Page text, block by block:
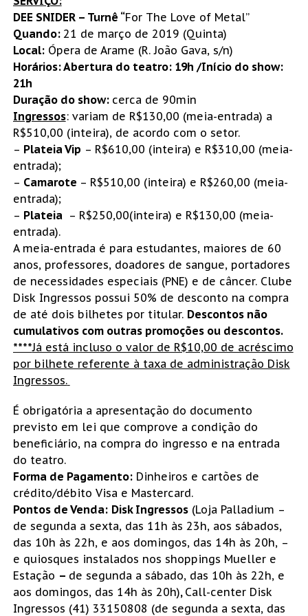
DEE SNIDER – Turnê “For The Love of Metal”
Quando: 21 de março de 2019 (Quinta)
Local:Ópera de Arame (R. João Gava, s/n)
Horários: Abertura do teatro: 19h /Início do show:
21h
Duração do show: cerca de 90min
Ingressos: variam de R$130,00 (meia-entrada) a
R$510,00 (inteira), de acordo com o setor.
– Plateia Vip – R$610,00 (inteira) e R$310,00 (meia-
entrada);
– Camarote – R$510,00 (inteira) e R$260,00 (meia-
entrada);
– Plateia – R$250,00(inteira) e R$130,00 (meia-
entrada).
A meia-entrada é para estudantes, maiores de 60
anos, professores, doadores de sangue, portadores
de necessidades especiais (PNE) e de câncer. Clube
Disk Ingressos possui 50% de desconto na compra
de até dois bilhetes por titular. Descontos não
cumulativos com outras promoções ou descontos.
****Já está incluso o valor de R$10,00 de acréscimo
por bilhete referente à taxa de administração Disk
Ingressos.
É obrigatória a apresentação do documento
previsto em lei que comprove a condição do
beneficiário, na compra do ingresso e na entrada
do teatro.
Forma de Pagamento:Dinheiros e cartões de
crédito/débito Visa e Mastercard.
Pontos de Venda: Disk Ingressos(Loja Palladium –
de segunda a sexta, das 11h às 23h, aos sábados,
das 10h às 22h, e aos domingos, das 14h às 20h, –
e quiosques instalados nos shoppings Mueller e
Estação – de segunda a sábado, das 10h às 22h, e
aos domingos, das 14h às 20h), Call-center Disk
Ingressos (41) 33150808 (de segunda a sexta, das